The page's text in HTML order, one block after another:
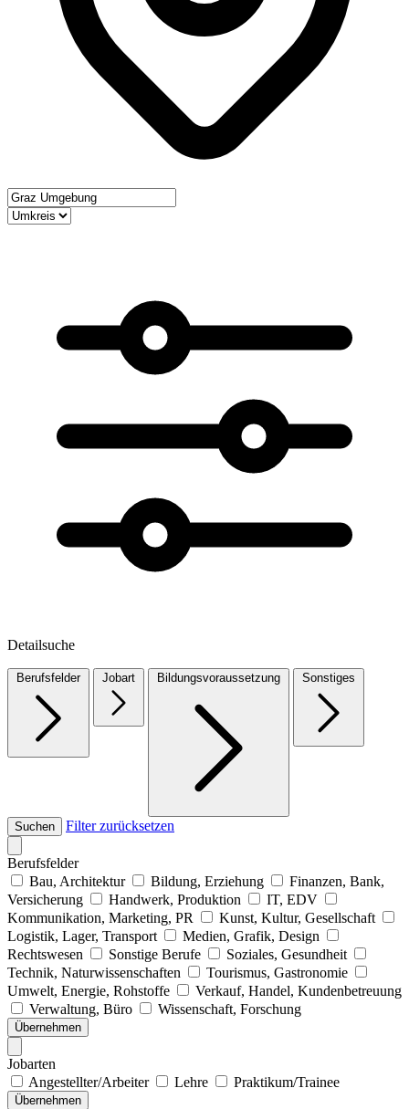
Detailsuche
Berufsfelder Jobart Bildungsvoraussetzung Sonstiges
Suchen Filter zurücksetzen
Berufsfelder
Bau, Architektur
Bildung, Erziehung
Finanzen, Bank,
Versicherung
Handwerk, Produktion
IT, EDV
Kommunikation, Marketing, PR
Kunst, Kultur, Gesellschaft
Logistik, Lager, Transport
Medien, Grafik, Design
Rechtswesen
Sonstige Berufe
Soziales, Gesundheit
Technik, Naturwissenschaften
Tourismus, Gastronomie
Umwelt, Energie, Rohstoffe
Verkauf, Handel, Kundenbetreuung
Verwaltung, Büro
Wissenschaft, Forschung
Übernehmen
Jobarten
Angestellter/Arbeiter
Lehre Praktikum/Trainee
Übernehmen